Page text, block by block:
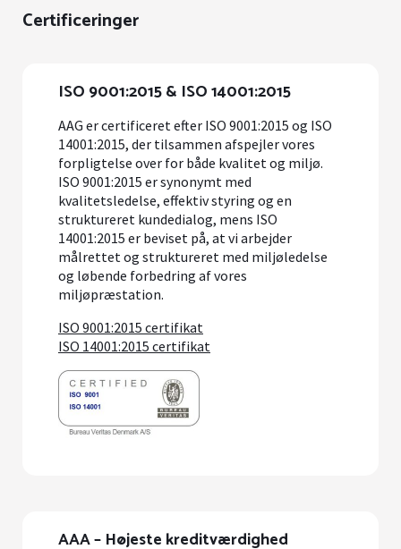
Certificeringer
ISO 9001:2015 & ISO 14001:2015
AAG er certificeret efter ISO 9001:2015 og ISO
14001:2015, der tilsammen afspejler vores
forpligtelse over for både kvalitet og miljø.
ISO 9001:2015 er synonymt med
kvalitetsledelse, effektiv styring og en
struktureret kundedialog, mens ISO
14001:2015 er beviset på, at vi arbejder
målrettet og struktureret med miljøledelse
og løbende forbedring af vores
miljøpræstation.
ISO 9001:2015 certifikat
ISO 14001:2015 certifikat
AAA – Højeste kreditværdighed